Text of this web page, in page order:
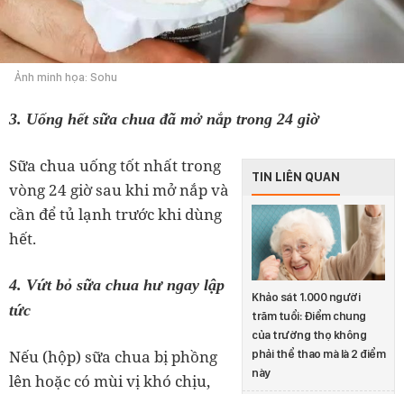
Ảnh minh họa: Sohu
3. Uống hết sữa chua đã mở nắp trong 24 giờ
TIN LIÊN QUAN
Khảo sát 1.000 người
trăm tuổi: Điểm chung
của trường thọ không
phải thể thao mà là 2 điểm
này
Sữa chua uống tốt nhất trong
vòng 24 giờ sau khi mở nắp và
cần để tủ lạnh trước khi dùng
hết.
4. Vứt bỏ sữa chua hư ngay lập
tức
Nếu (hộp) sữa chua bị phồng
lên hoặc có mùi vị khó chịu,